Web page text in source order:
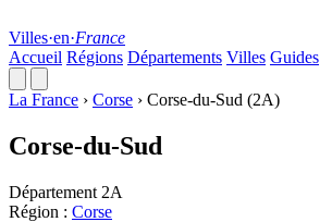
Villes·en·France
Accueil Régions Départements Villes Guides
La France › Corse › Corse-du-Sud (2A)
Corse-du-Sud
Département 2A
Région : Corse